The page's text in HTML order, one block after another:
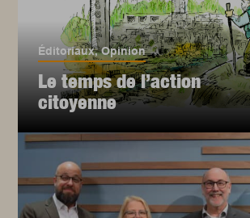
Éditoriaux,Opinion
Le temps de l’action
citoyenne